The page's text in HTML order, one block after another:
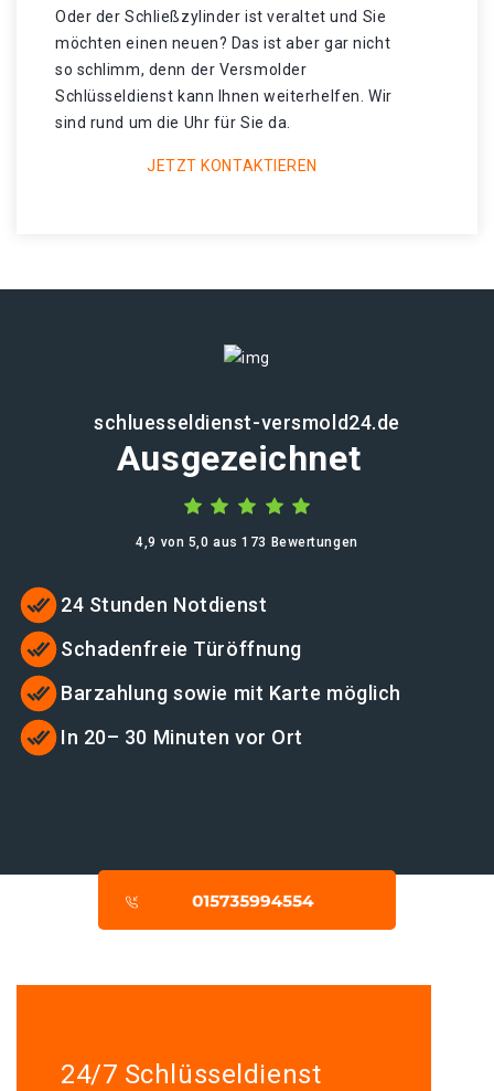
Oder der Schließzylinder ist veraltet und Sie
möchten einen neuen? Das ist aber gar nicht
so schlimm, denn der Versmolder
Schlüsseldienst kann Ihnen weiterhelfen. Wir
sind rund um die Uhr für Sie da.
JETZT KONTAKTIEREN
schluesseldienst-versmold24.de
Ausgezeichnet
4,9 von 5,0 aus 173 Bewertungen
24 Stunden Notdienst
Schadenfreie Türöffnung
Barzahlung sowie mit Karte möglich
In 20– 30 Minuten vor Ort
24/7 Schlüsseldienst